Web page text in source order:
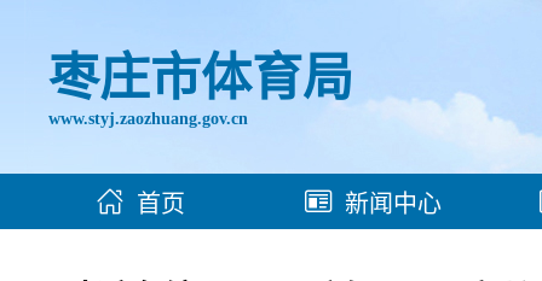
枣庄市体育局
www.styj.zaozhuang.gov.cn
首页 新闻中心